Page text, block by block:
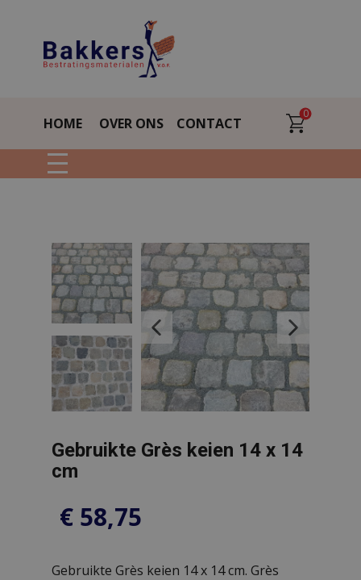
HOME CONTACT
OVER ONS
0
Gebruikte Grès keien 14 x 14
cm
€ 58,75
Gebruikte Grès keien 14 x 14 cm. Grès